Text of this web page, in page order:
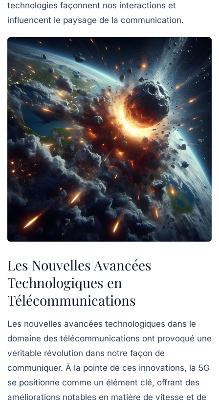
technologies façonnent nos interactions et
influencent le paysage de la communication.
Les Nouvelles Avancées
Technologiques en
Télécommunications
Les nouvelles avancées technologiques dans le
domaine des télécommunications ont provoqué une
véritable révolution dans notre façon de
communiquer. À la pointe de ces innovations, la 5G
se positionne comme un élément clé, offrant des
améliorations notables en matière de vitesse et de